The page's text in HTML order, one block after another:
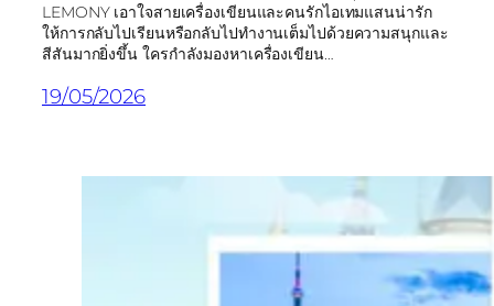
LEMONY เอาใจสายเครื่องเขียนและคนรักไอเทมแสนน่ารัก
ให้การกลับไปเรียนหรือกลับไปทำงานเต็มไปด้วยความสนุกและ
สีสันมากยิ่งขึ้น ใครกำลังมองหาเครื่องเขียน…
19/05/2026